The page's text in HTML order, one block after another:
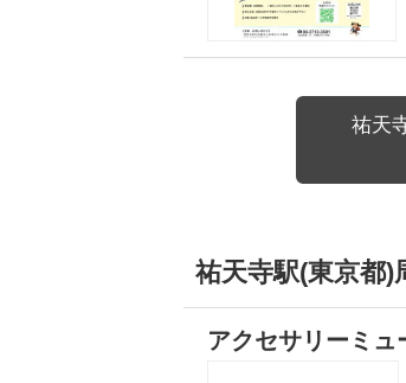
祐天
祐天寺駅(東京都
アクセサリーミュ